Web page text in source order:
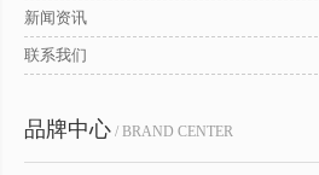
新闻资讯
联系我们
品牌中心 / BRAND CENTER